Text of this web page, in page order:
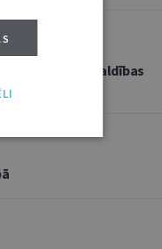
trokšņa pārvaldības